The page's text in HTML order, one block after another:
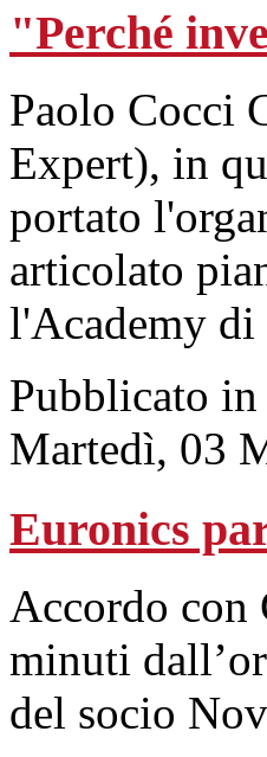
"Perché
Paolo Cocci
Expert), in
portato
articolato
l'Academy
Pubblicato in
Martedì, 03
Euronics
Accordo con
minuti
del socio